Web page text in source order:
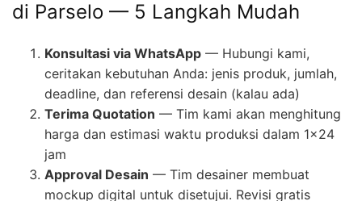
di Parselo — 5 Langkah Mudah
Konsultasi via WhatsApp — Hubungi kami,
ceritakan kebutuhan Anda: jenis produk, jumlah,
deadline, dan referensi desain (kalau ada)
Terima Quotation — Tim kami akan menghitung
harga dan estimasi waktu produksi dalam 1×24
jam
Approval Desain — Tim desainer membuat
mockup digital untuk disetujui. Revisi gratis